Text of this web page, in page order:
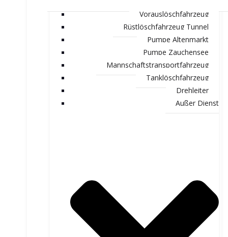
Vorauslöschfahrzeug
Rüstlöschfahrzeug Tunnel
Pumpe Altenmarkt
Pumpe Zauchensee
Mannschaftstransportfahrzeug
Tanklöschfahrzeug
Drehleiter
Außer Dienst